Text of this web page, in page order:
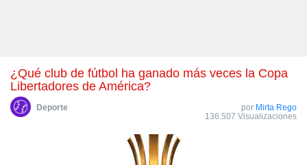
¿Qué club de fútbol ha ganado más veces la Copa
Libertadores de América?
Deporte por Mirta Rego
136.507 Visualizaciones